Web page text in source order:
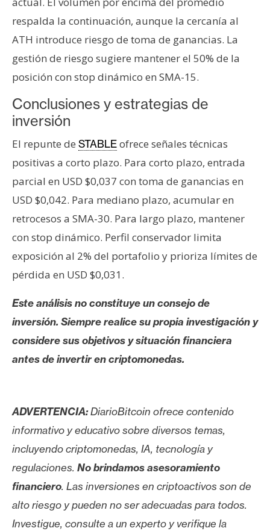
respalda la continuación, aunque la cercanía al
ATH introduce riesgo de toma de ganancias. La
gestión de riesgo sugiere mantener el 50% de la
posición con stop dinámico en SMA-15.
Conclusiones y estrategias de
inversión
El repunte de STABLEofrece señales técnicas
positivas a corto plazo. Para corto plazo, entrada
parcial en USD $0,037 con toma de ganancias en
USD $0,042. Para mediano plazo, acumular en
retrocesos a SMA-30. Para largo plazo, mantener
con stop dinámico. Perfil conservador limita
exposición al 2% del portafolio y prioriza límites de
pérdida en USD $0,031.
Este análisis no constituye un consejo de
inversión. Siempre realice su propia investigación y
considere sus objetivos y situación financiera
antes de invertir en criptomonedas.
ADVERTENCIA:DiarioBitcoin ofrece contenido
informativo y educativo sobre diversos temas,
incluyendo criptomonedas, IA, tecnología y
regulaciones. No brindamos asesoramiento
financiero. Las inversiones en criptoactivos son de
alto riesgo y pueden no ser adecuadas para todos.
Investigue, consulte a un experto y verifique la